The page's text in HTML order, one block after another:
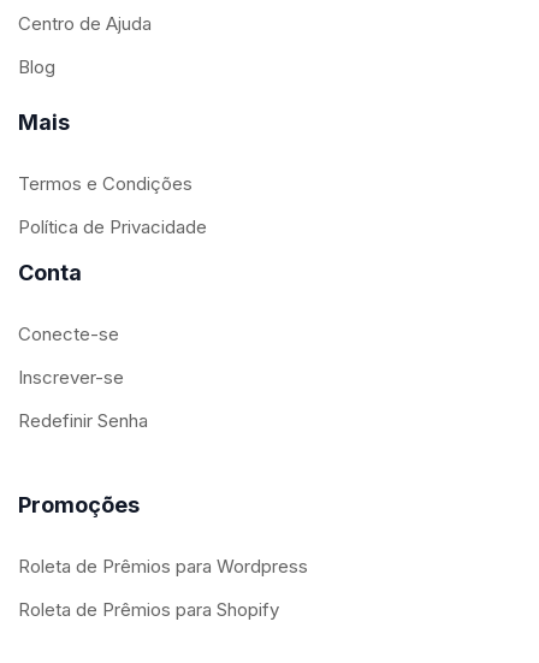
Centro de Ajuda
Blog
Mais
Termos e Condições
Política de Privacidade
Conta
Conecte-se
Inscrever-se
Redefinir Senha
Promoções
Roleta de Prêmios para Wordpress
Roleta de Prêmios para Shopify